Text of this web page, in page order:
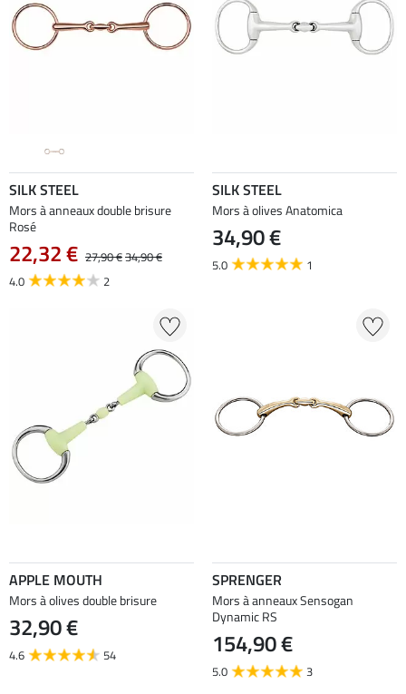
SILK STEEL
Mors à anneaux double brisure
Rosé
22,32 € 27,90 €34,90 €
4.0
2
SILK STEEL
Mors à olives Anatomica
34,90 €
5.0 1
APPLE MOUTH
Mors à olives double brisure
32,90 €
4.6 54
SPRENGER
Mors à anneaux Sensogan
Dynamic RS
154,90 €
5.0 3